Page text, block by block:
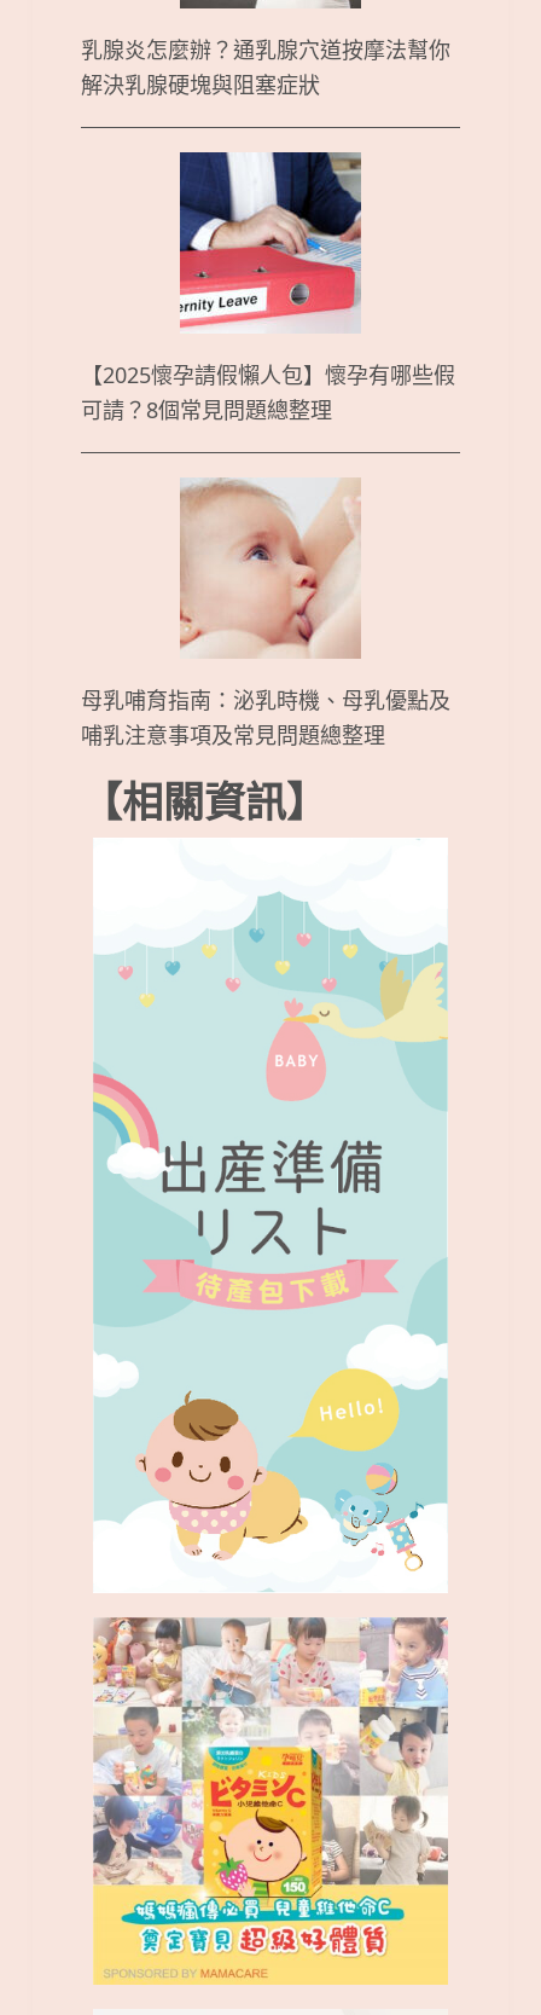
乳腺炎怎麼辦？通乳腺穴道按摩法幫你
解決乳腺硬塊與阻塞症狀
【2025懷孕請假懶人包】懷孕有哪些假
可請？8個常見問題總整理
母乳哺育指南：泌乳時機、母乳優點及
哺乳注意事項及常見問題總整理
【相關資訊】